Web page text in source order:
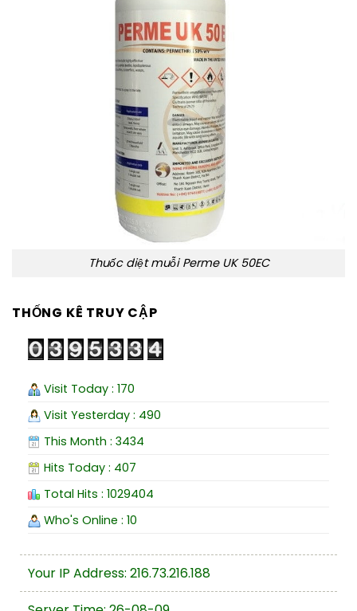
Thuốc diệt muỗi Perme UK 50EC
THỐNG KÊ TRUY CẬP
Visit Today : 170
Visit Yesterday : 490
This Month : 3434
Hits Today : 407
Total Hits : 1029404
Who's Online : 10
Your IP Address: 216.73.216.188